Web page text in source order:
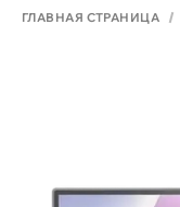
ГЛАВНАЯ СТРАНИЦА